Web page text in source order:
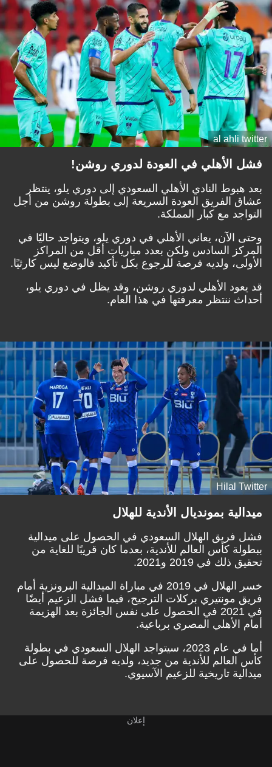
al ahli twitter
فشل الأهلي في العودة لدوري روشن!
بعد هبوط النادي الأهلي السعودي إلى دوري يلو، ينتظر
عشاق الفريق العودة السريعة إلى بطولة روشن من أجل
التواجد مع كبار المملكة.
وحتى الآن، يعاني الأهلي في دوري يلو، ويتواجد حاليًا في
المركز السادس ولكن بعدد مباريات أقل من المراكز
الأولى، ولديه فرصة للرجوع بكل تأكيد فالوضع ليس كارثيًا.
قد يعود الأهلي لدوري روشن، وقد يظل في دوري يلو،
أحداث ننتظر معرفتها في هذا العام.
Hilal Twitter
ميدالية بمونديال الأندية للهلال
فشل فريق الهلال السعودي في الحصول على ميدالية
ببطولة كأس العالم للأندية، بعدما كان قريبًا للغاية من
تحقيق ذلك في 2019 و2021.
خسر الهلال في 2019 في مباراة الميدالية البرونزية أمام
فريق مونتيري بركلات الترجيح، فيما فشل الزعيم أيضًا
في 2021 في الحصول على نفس الجائزة بعد الهزيمة
أمام الأهلي المصري برباعية.
أما في عام 2023، سيتواجد الهلال السعودي في بطولة
كأس العالم للأندية من جديد، ولديه فرصة للحصول على
ميدالية تاريخية للزعيم الآسيوي.